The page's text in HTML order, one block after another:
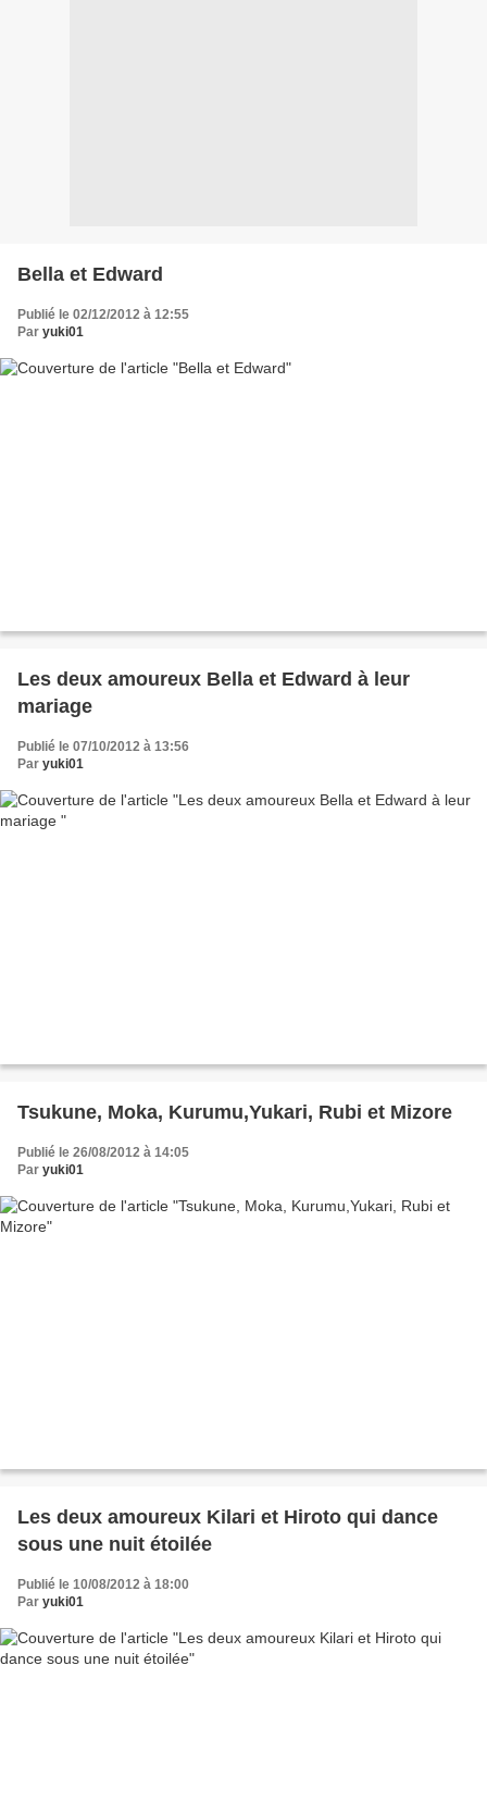
Bella et Edward
Publié le 02/12/2012 à 12:55
Par yuki01
Les deux amoureux Bella et Edward à leur
mariage
Publié le 07/10/2012 à 13:56
Par yuki01
Tsukune, Moka, Kurumu,Yukari, Rubi et Mizore
Publié le 26/08/2012 à 14:05
Par yuki01
Les deux amoureux Kilari et Hiroto qui dance
sous une nuit étoilée
Publié le 10/08/2012 à 18:00
Par yuki01